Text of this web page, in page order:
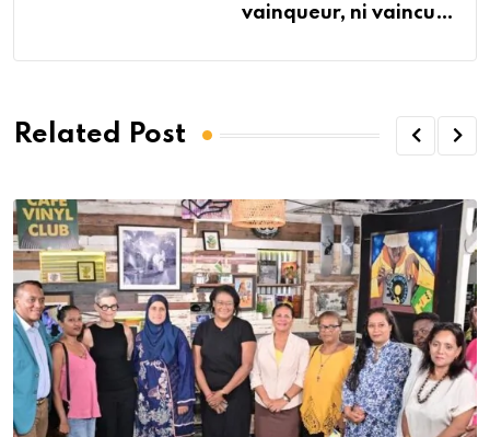
vainqueur, ni vaincu…
Related Post